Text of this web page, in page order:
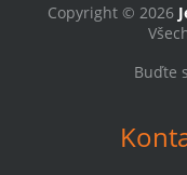
Copyright © 2026
Buďte